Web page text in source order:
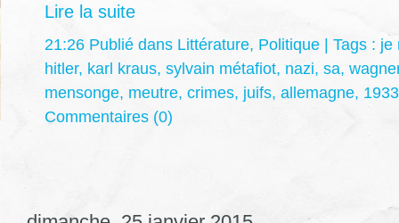
Lire la suite
21:26 Publié dans Littérature, Politique | Tags : je
hitler, karl kraus, sylvain métafiot, nazi, sa,
mensonge, meutre, crimes, juifs, allemagne, 1933
Commentaires (0)